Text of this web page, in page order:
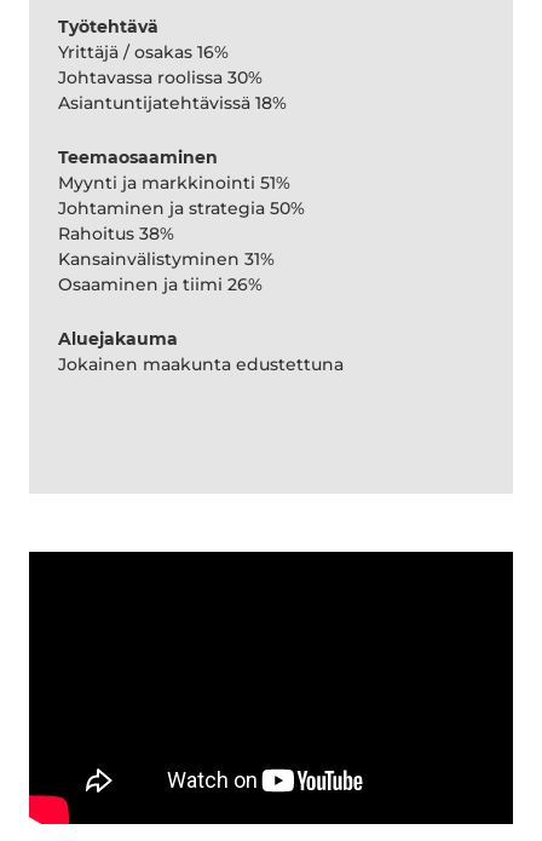
Työtehtävä
Yrittäjä / osakas 16%
Johtavassa roolissa 30%
Asiantuntijatehtävissä 18%
Teemaosaaminen
Myynti ja markkinointi 51%
Johtaminen ja strategia 50%
Rahoitus 38%
Kansainvälistyminen 31%
Osaaminen ja tiimi 26%
Aluejakauma
Jokainen maakunta edustettuna